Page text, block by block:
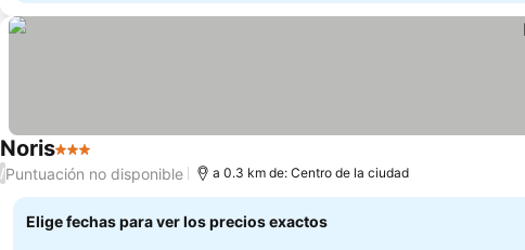
Noris3 Estrellas
/Puntuación no disponible a 0.3 km de: Centro de la ciudad
Elige fechas para ver los precios exactos